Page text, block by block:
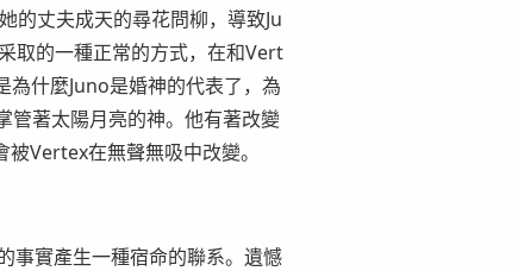
的丈夫成天的尋花問柳，導致Ju
取的一種正常的方式，在和Vert
為什麼Juno是婚神的代表了，為
著太陽月亮的神。他有著改變
Vertex在無聲無吸中改變。
實產生一種宿命的聯系。遺憾